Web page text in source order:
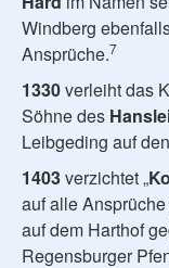
Windberg
Ansprüche.7
1330verleiht das
Söhne des
Leibgeding auf
1403verzichtet „
auf alle
auf dem Harthof
Regensburger